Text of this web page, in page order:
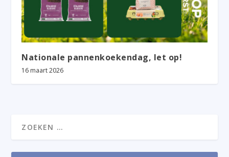
Nationale pannenkoekendag, let op!
16 maart 2026